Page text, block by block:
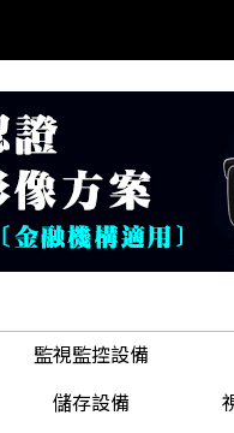
監視監控設備
儲存設備